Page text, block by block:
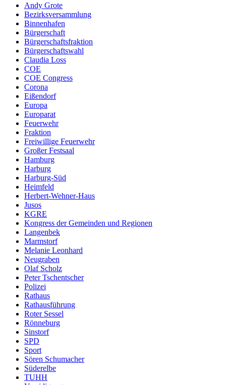
Andy Grote
Bezirksversammlung
Binnenhafen
Bürgerschaft
Bürgerschaftsfraktion
Bürgerschaftswahl
Claudia Loss
COE
COE Congress
Corona
Eißendorf
Europa
Europarat
Feuerwehr
Fraktion
Freiwillige Feuerwehr
Großer Festsaal
Hamburg
Harburg
Harburg-Süd
Heimfeld
Herbert-Wehner-Haus
Jusos
KGRE
Kongress der Gemeinden und Regionen
Langenbek
Marmstorf
Melanie Leonhard
Neugraben
Olaf Scholz
Peter Tschentscher
Polizei
Rathaus
Rathausführung
Roter Sessel
Rönneburg
Sinstorf
SPD
Sport
Sören Schumacher
Süderelbe
TUHH